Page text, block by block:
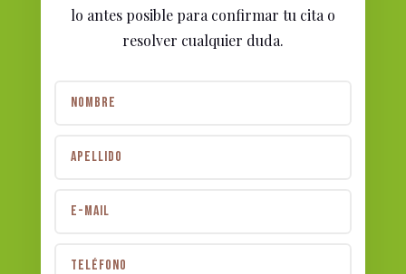
lo antes posible para confirmar tu cita o
resolver cualquier duda.